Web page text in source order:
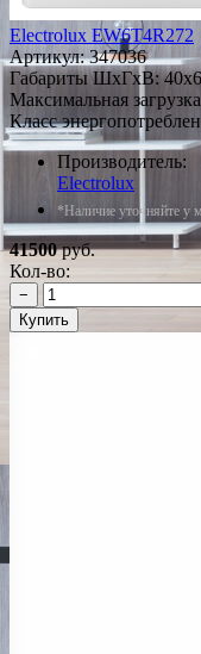
Electrolux EW6T4R272
Артикул:347036
Габариты ШxГxВ:
Максимальная
Класс
Производитель:
Electrolux
*Наличие уточняйте у
41500руб.
Кол-во:
−
Купить